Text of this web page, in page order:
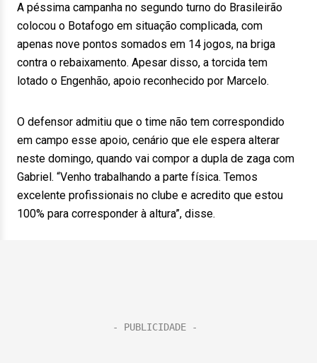
A péssima campanha no segundo turno do Brasileirão
colocou o Botafogo em situação complicada, com
apenas nove pontos somados em 14 jogos, na briga
contra o rebaixamento. Apesar disso, a torcida tem
lotado o Engenhão, apoio reconhecido por Marcelo.
O defensor admitiu que o time não tem correspondido
em campo esse apoio, cenário que ele espera alterar
neste domingo, quando vai compor a dupla de zaga com
Gabriel. “Venho trabalhando a parte física. Temos
excelente profissionais no clube e acredito que estou
100% para corresponder à altura”, disse.